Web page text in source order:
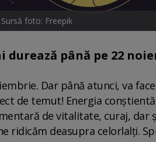
foto: Freepik
până pe 22
Dar până atunci, va
de temut! Energia
de vitalitate, curaj, dar
ridicăm deasupra celorlalți.